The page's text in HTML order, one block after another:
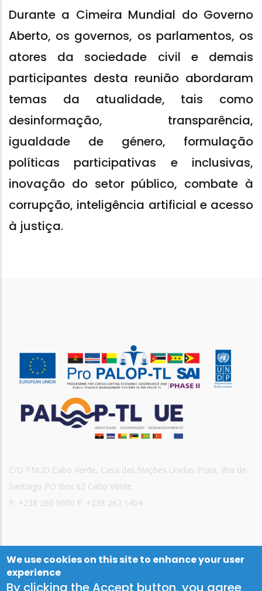
Durante a Cimeira Mundial do Governo
Aberto, os governos, os parlamentos, os
atores da sociedade civil e demais
participantes desta reunião abordaram
temas da atualidade, tais como
desinformação, transparência,
igualdade de género, formulação
políticas participativas e inclusivas,
inovação do setor público, combate à
corrupção, inteligência artificial e acesso
à justiça.
C/O PNUD Cabo Verde, Casa das Nações Unidas Praia, Ilha de
Santiago PO Box 62 Cabo Verde
P: +238 260 9600 F: +238 262 1404
We use cookies on this site to enhance your user
experience
By clicking the Accept button, you agree